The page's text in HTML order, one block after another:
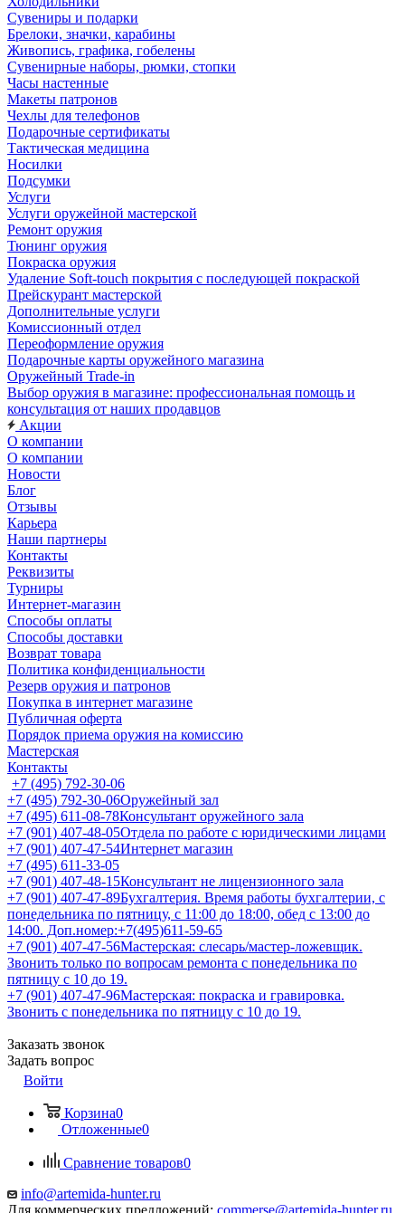
Сувениры и подарки
Брелоки, значки, карабины
Живопись, графика, гобелены
Сувенирные наборы, рюмки, стопки
Часы настенные
Макеты патронов
Чехлы для телефонов
Подарочные сертификаты
Тактическая медицина
Носилки
Подсумки
Услуги
Услуги оружейной мастерской
Ремонт оружия
Тюнинг оружия
Покраска оружия
Удаление Soft-touch покрытия с последующей покраской
Прейскурант мастерской
Дополнительные услуги
Комиссионный отдел
Переоформление оружия
Подарочные карты оружейного магазина
Оружейный Trade-in
Выбор оружия в магазине: профессиональная помощь и
консультация от наших продавцов
Акции
О компании
О компании
Новости
Блог
Отзывы
Карьера
Наши партнеры
Контакты
Реквизиты
Турниры
Интернет-магазин
Способы оплаты
Способы доставки
Возврат товара
Политика конфиденциальности
Резерв оружия и патронов
Покупка в интернет магазине
Публичная оферта
Порядок приема оружия на комиссию
Мастерская
Контакты
+7 (495) 792-30-06
+7 (495) 792-30-06Оружейный зал
+7 (495) 611-08-78Консультант оружейного зала
+7 (901) 407-48-05Отдела по работе с юридическими лицами
+7 (901) 407-47-54Интернет магазин
+7 (495) 611-33-05
+7 (901) 407-48-15Консультант не лицензионного зала
+7 (901) 407-47-89Бухгалтерия. Время работы бухгалтерии, с
понедельника по пятницу, с 11:00 до 18:00, обед с 13:00 до
14:00. Доп.номер:+7(495)611-59-65
+7 (901) 407-47-56Мастерская: слесарь/мастер-ложевщик.
Звонить только по вопросам ремонта с понедельника по
пятницу с 10 до 19.
+7 (901) 407-47-96Мастерская: покраска и гравировка.
Звонить с понедельника по пятницу с 10 до 19.
Заказать звонок
Задать вопрос
Войти
Корзина0
Отложенные0
Сравнение товаров0
info@artemida-hunter.ru
Для коммерческих предложений: commerse@artemida-hunter.ru